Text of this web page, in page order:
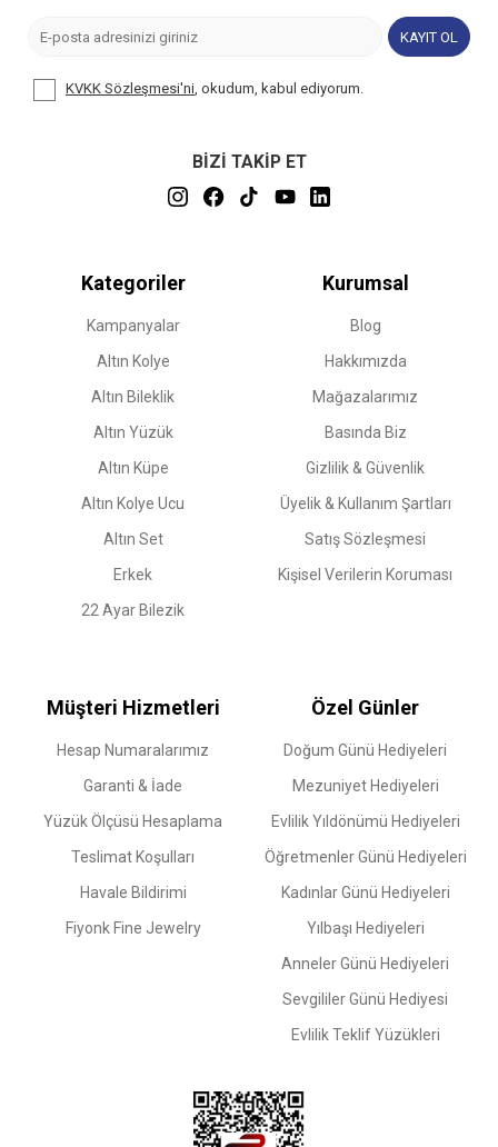
KAYIT OL
KVKK Sözleşmesi'ni, okudum, kabul ediyorum.
BİZİ TAKİP ET
Kategoriler
Kampanyalar
Altın Kolye
Altın Bileklik
Altın Yüzük
Altın Küpe
Altın Kolye Ucu
Altın Set
Erkek
22 Ayar Bilezik
Kurumsal
Blog
Hakkımızda
Mağazalarımız
Basında Biz
Gizlilik & Güvenlik
Üyelik & Kullanım Şartları
Satış Sözleşmesi
Kişisel Verilerin Koruması
Müşteri Hizmetleri
Hesap Numaralarımız
Garanti & İade
Yüzük Ölçüsü Hesaplama
Teslimat Koşulları
Havale Bildirimi
Fiyonk Fine Jewelry
Özel Günler
Doğum Günü Hediyeleri
Mezuniyet Hediyeleri
Evlilik Yıldönümü Hediyeleri
Öğretmenler Günü Hediyeleri
Kadınlar Günü Hediyeleri
Yılbaşı Hediyeleri
Anneler Günü Hediyeleri
Sevgililer Günü Hediyesi
Evlilik Teklif Yüzükleri